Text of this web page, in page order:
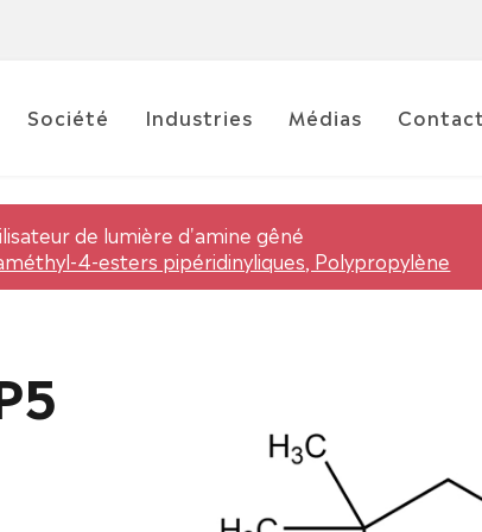
Société Industries Médias
de lumière d'amine gêné
4-esters pipéridinyliques, Polypropylène